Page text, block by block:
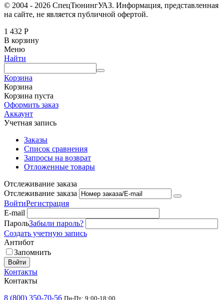
© 2004 - 2026 СпецТюнингУАЗ. Информация, представленная
на сайте, не является публичной офертой.
1 432 Р
В корзину
Меню
Найти
Корзина
Корзина
Корзина пуста
Оформить заказ
Аккаунт
Учетная запись
Заказы
Список сравнения
Запросы на возврат
Отложенные товары
Отслеживание заказа
Отслеживание заказа
ВойтиРегистрация
E-mail
ПарольЗабыли пароль?
Создать учетную запись
Антибот
Запомнить
Войти
Контакты
Контакты
8 (800) 350-70-56 Пн-Пт: 9:00-18:00